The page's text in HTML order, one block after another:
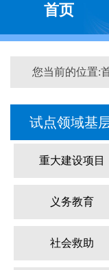
首页
您当前的位置:
试点领域基
重大建设项目
义务教育
社会救助